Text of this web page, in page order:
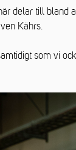
delar till bland
Kährs.
som vi